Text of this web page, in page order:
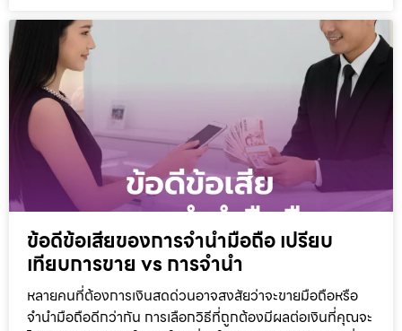
ข้อดีข้อเสียของการจำนำมือถือ เปรียบ
เทียบการขาย vs การจำนำ
หลายคนที่ต้องการเงินสดด่วนอาจสงสัยว่าจะขายมือถือหรือ
จำนำมือถือดีกว่ากัน การเลือกวิธีที่ถูกต้องมีผลต่อเงินที่คุณจะ